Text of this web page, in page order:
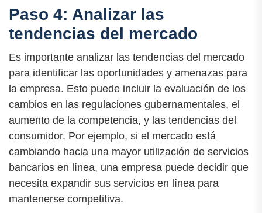
Paso 4: Analizar las
tendencias del mercado
Es importante analizar las tendencias del mercado
para identificar las oportunidades y amenazas para
la empresa. Esto puede incluir la evaluación de los
cambios en las regulaciones gubernamentales, el
aumento de la competencia, y las tendencias del
consumidor. Por ejemplo, si el mercado está
cambiando hacia una mayor utilización de servicios
bancarios en línea, una empresa puede decidir que
necesita expandir sus servicios en línea para
mantenerse competitiva.